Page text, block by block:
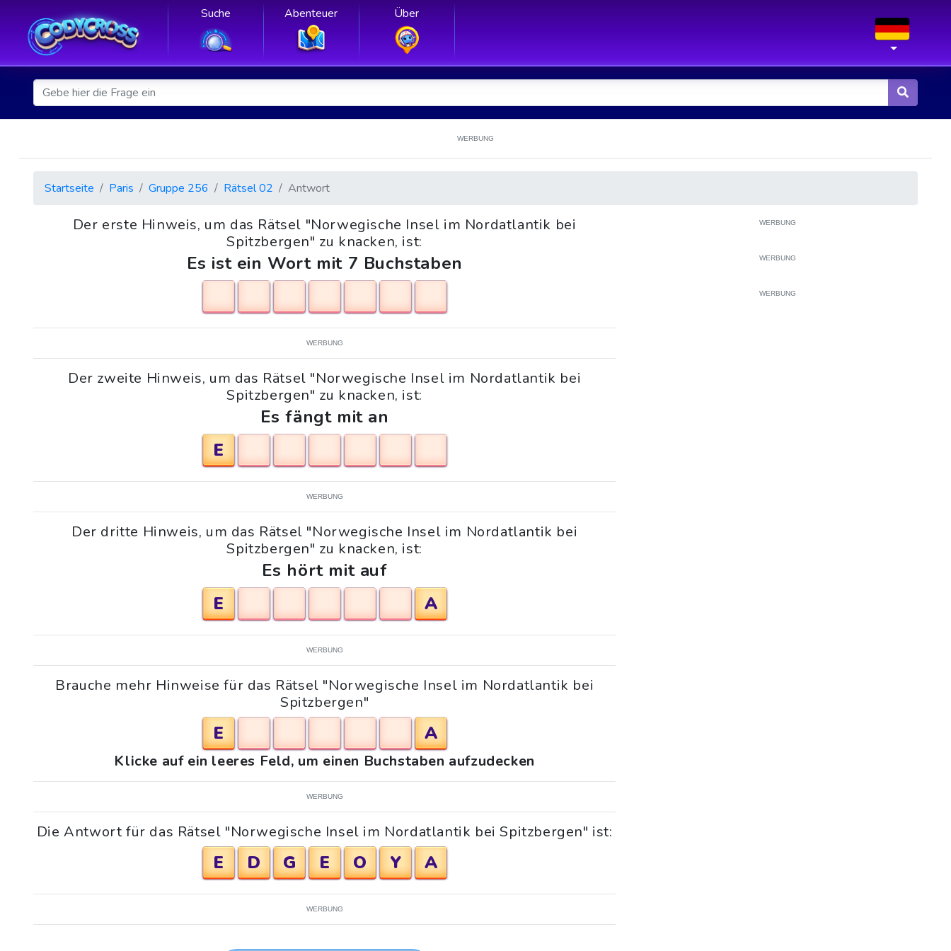
Suche Abenteuer Über
WERBUNG
Startseite Paris Gruppe 256 Rätsel 02 Antwort
Der erste Hinweis, um das Rätsel "Norwegische Insel im Nordatlantik bei
Spitzbergen" zu knacken, ist:
Es ist ein Wort mit 7 Buchstaben
WERBUNG
Der zweite Hinweis, um das Rätsel "Norwegische Insel im Nordatlantik bei
Spitzbergen" zu knacken, ist:
Es fängt mit an
E
WERBUNG
Der dritte Hinweis, um das Rätsel "Norwegische Insel im Nordatlantik bei
Spitzbergen" zu knacken, ist:
Es hört mit auf
E
A
WERBUNG
Brauche mehr Hinweise für das Rätsel "Norwegische Insel im Nordatlantik bei
Spitzbergen"
E A
Klicke auf ein leeres Feld, um einen Buchstaben aufzudecken
WERBUNG
Die Antwort für das Rätsel "Norwegische Insel im Nordatlantik bei Spitzbergen" ist:
E D G E O Y A
WERBUNG
WERBUNG
WERBUNG
WERBUNG